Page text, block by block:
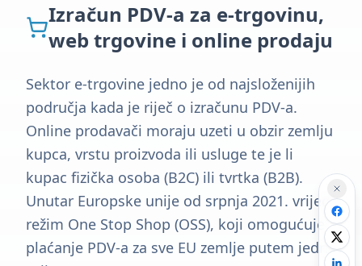
Izračun PDV-a za e-trgovinu,
web trgovine i online prodaju
Sektor e-trgovine jedno je od najsloženijih
područja kada je riječ o izračunu PDV-a.
Online prodavači moraju uzeti u obzir zemlju
kupca, vrstu proizvoda ili usluge te je li
kupac fizička osoba (B2C) ili tvrtka (B2B).
Unutar Europske unije od srpnja 2021. vrijedi
režim One Stop Shop (OSS), koji omogućuje
plaćanje PDV-a za sve EU zemlje putem jedne